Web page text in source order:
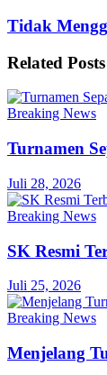
Tidak
Related Posts
Breaking News
Turnamen
Juli 28, 2026
Breaking News
SK Resmi
Juli 25, 2026
Breaking News
Menjelang